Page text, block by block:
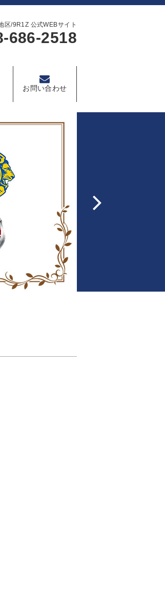
区/9R1Z 公式WEBサイト
686-2518
お問い合わせ
